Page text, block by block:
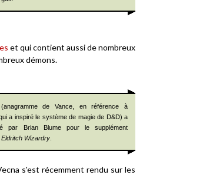
et qui contient aussi de nombreux
démons.
de Vance, en référence à
a inspiré le système de magie de D&D) a
par Brian Blume pour le supplément
Eldritch Wizardry
s'est récemment rendu sur les